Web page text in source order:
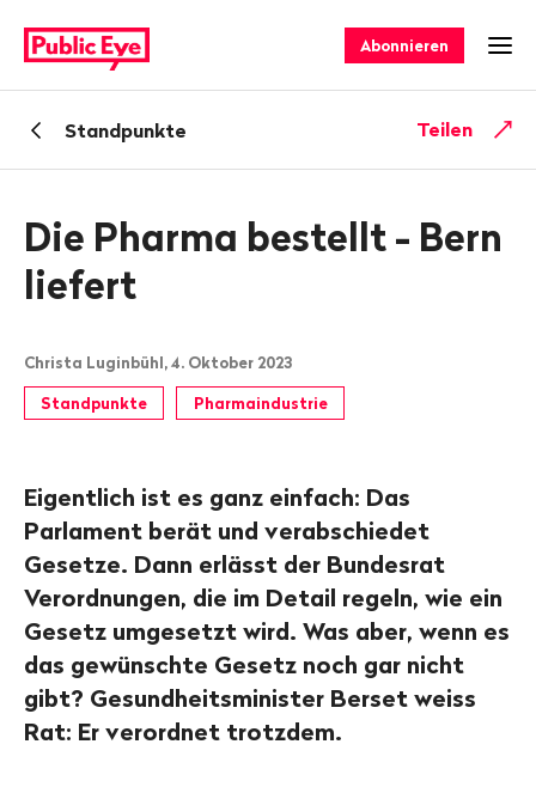
auf
publiceye.ch
Abonnieren
ZurückStandpunkte Teilen
Die Pharma bestellt - Bern
liefert
Christa Luginbühl, 4. Oktober 2023
Standpunkte Pharmaindustrie
Eigentlich ist es ganz einfach: Das
Parlament berät und verabschiedet
Gesetze. Dann erlässt der Bundesrat
Verordnungen, die im Detail regeln, wie ein
Gesetz umgesetzt wird. Was aber, wenn es
das gewünschte Gesetz noch gar nicht
gibt? Gesundheitsminister Berset weiss
Rat: Er verordnet trotzdem.